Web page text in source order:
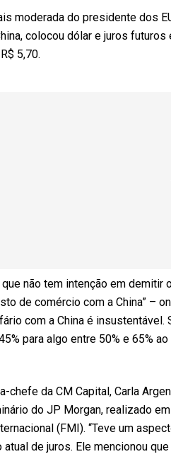
moderada do presidente dos
colocou dólar e juros
5,70.
não tem intenção em demitir
de comércio com a China” –
com a China é
para algo entre 50% e 65%
chefe da CM Capital, Carla
do JP Morgan, realizado
(FMI). “Teve um
de juros. Ele mencionou